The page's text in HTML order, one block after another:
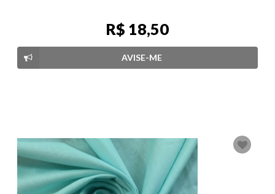
R$ 18,50
AVISE-ME